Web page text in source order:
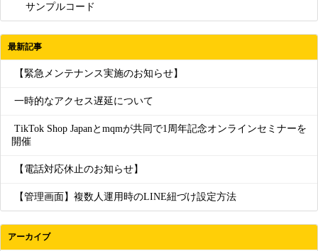
サンプルコード
最新記事
【緊急メンテナンス実施のお知らせ】
一時的なアクセス遅延について
TikTok Shop Japanとmqmが共同で1周年記念オンラインセミナーを
開催
【電話対応休止のお知らせ】
【管理画面】複数人運用時のLINE紐づけ設定方法
アーカイブ